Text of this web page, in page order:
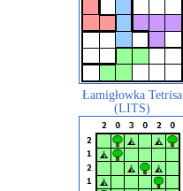
Łamigłowka Tetrisa
(LITS)